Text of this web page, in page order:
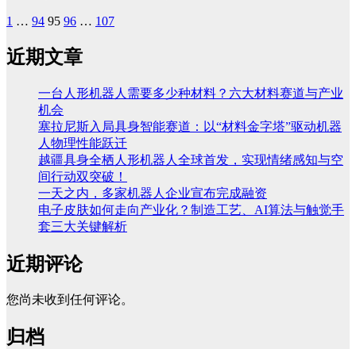
文
章
1 … 94 95 96 … 107
近期文章
一台人形机器人需要多少种材料？六大材料赛道与产业
机会
塞拉尼斯入局具身智能赛道：以“材料金字塔”驱动机器
人物理性能跃迁
越疆具身全栖人形机器人全球首发，实现情绪感知与空
间行动双突破！
一天之内，多家机器人企业宣布完成融资
电子皮肤如何走向产业化？制造工艺、AI算法与触觉手
套三大关键解析
近期评论
您尚未收到任何评论。
归档